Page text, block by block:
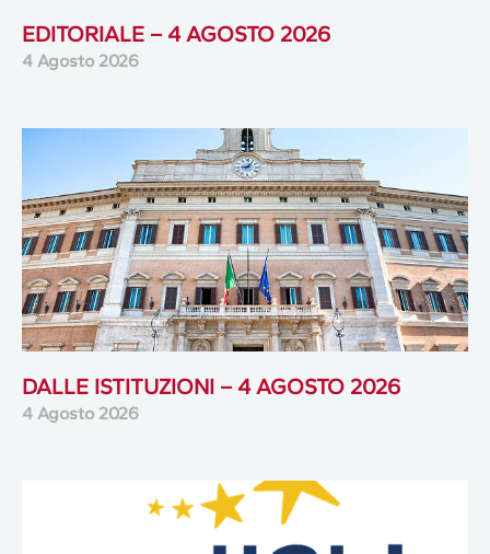
EDITORIALE – 4 AGOSTO 2026
4 Agosto 2026
DALLE ISTITUZIONI – 4 AGOSTO 2026
4 Agosto 2026